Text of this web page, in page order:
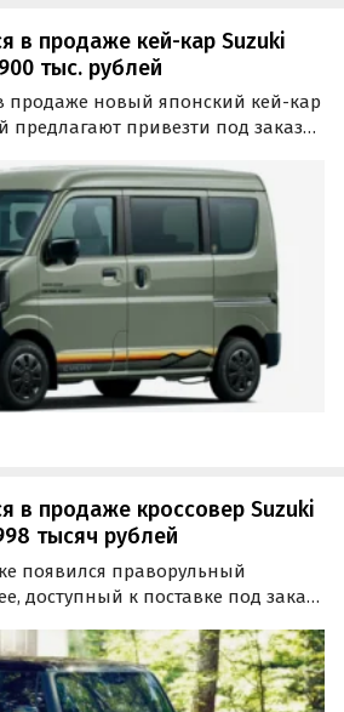
в продаже кей-кар Suzuki
тыс. рублей
продаже новый японский кей-кар
предлагают привезти под заказ
а в числе доступных машин
приводом, сообщает…
в продаже кроссовер Suzuki
тысяч рублей
появился праворульный
доступный к поставке под заказ
трансформации салона и
на него на одном из